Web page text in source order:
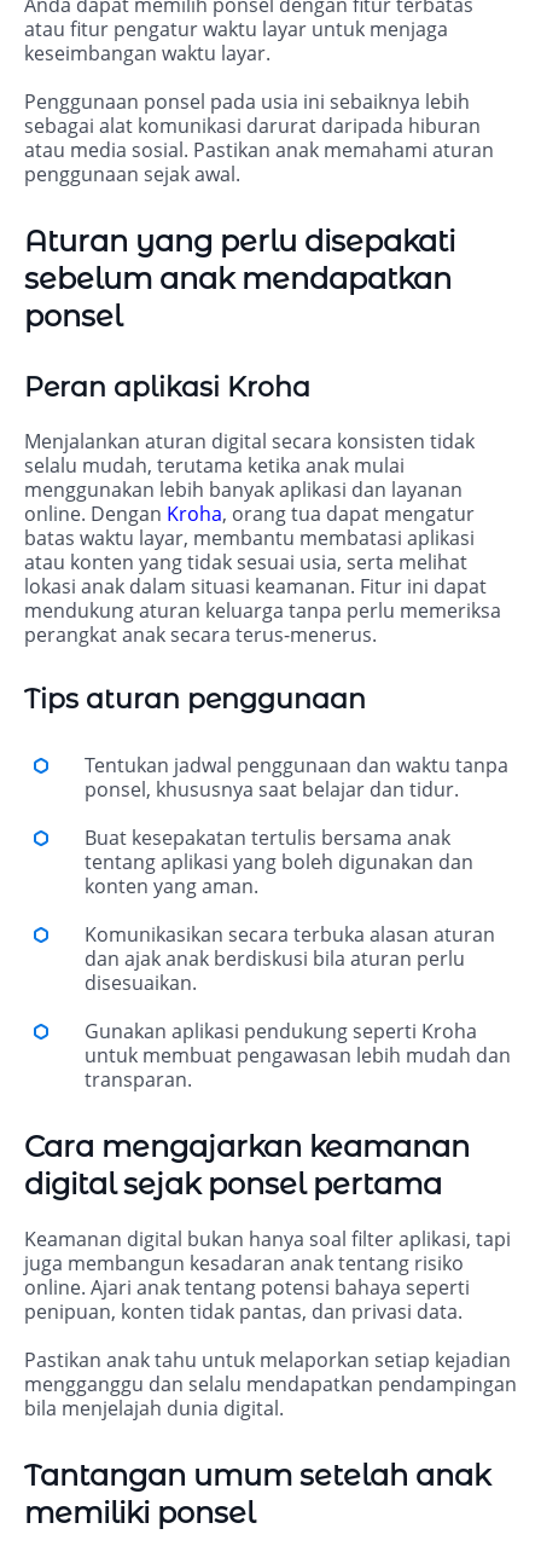
Anda dapat memilih ponsel dengan fitur terbatas
atau fitur pengatur waktu layar untuk menjaga
keseimbangan waktu layar.
Penggunaan ponsel pada usia ini sebaiknya lebih
sebagai alat komunikasi darurat daripada hiburan
atau media sosial. Pastikan anak memahami aturan
penggunaan sejak awal.
Aturan yang perlu disepakati
sebelum anak mendapatkan
ponsel
Peran aplikasi Kroha
Menjalankan aturan digital secara konsisten tidak
selalu mudah, terutama ketika anak mulai
menggunakan lebih banyak aplikasi dan layanan
online. Dengan Kroha, orang tua dapat mengatur
batas waktu layar, membantu membatasi aplikasi
atau konten yang tidak sesuai usia, serta melihat
lokasi anak dalam situasi keamanan. Fitur ini dapat
mendukung aturan keluarga tanpa perlu memeriksa
perangkat anak secara terus-menerus.
Tips aturan penggunaan
Tentukan jadwal penggunaan dan waktu tanpa
ponsel, khususnya saat belajar dan tidur.
Buat kesepakatan tertulis bersama anak
tentang aplikasi yang boleh digunakan dan
konten yang aman.
Komunikasikan secara terbuka alasan aturan
dan ajak anak berdiskusi bila aturan perlu
disesuaikan.
Gunakan aplikasi pendukung seperti Kroha
untuk membuat pengawasan lebih mudah dan
transparan.
Cara mengajarkan keamanan
digital sejak ponsel pertama
Keamanan digital bukan hanya soal filter aplikasi, tapi
juga membangun kesadaran anak tentang risiko
online. Ajari anak tentang potensi bahaya seperti
penipuan, konten tidak pantas, dan privasi data.
Pastikan anak tahu untuk melaporkan setiap kejadian
mengganggu dan selalu mendapatkan pendampingan
bila menjelajah dunia digital.
Tantangan umum setelah anak
memiliki ponsel